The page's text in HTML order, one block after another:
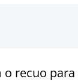
recuo para